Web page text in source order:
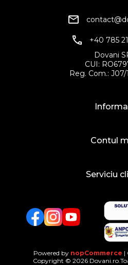
+40 785
Dovani
CUI:
Reg. Com.: J07/
Contul
Serviciu
FacebookTwitterYouTube
Powered by nopCommerce |
Copyright © 2026